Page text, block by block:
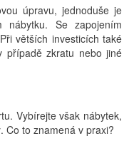
úpravu, jednoduše je
Se zapojením
větších investicích také
případě zkratu nebo jiné
Vybírejte však nábytek,
Co to znamená v praxi?